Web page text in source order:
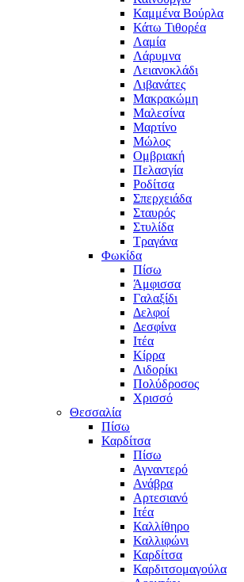
Καμμένα Βούρλα
Κάτω Τιθορέα
Λαμία
Λάρυμνα
Λειανοκλάδι
Λιβανάτες
Μακρακώμη
Μαλεσίνα
Μαρτίνο
Μώλος
Ομβριακή
Πελασγία
Ροδίτσα
Σπερχειάδα
Σταυρός
Στυλίδα
Τραγάνα
Φωκίδα
Πίσω
Άμφισσα
Γαλαξίδι
Δελφοί
Δεσφίνα
Ιτέα
Κίρρα
Λιδορίκι
Πολύδροσος
Χρισσό
Θεσσαλία
Πίσω
Καρδίτσα
Πίσω
Αγναντερό
Ανάβρα
Αρτεσιανό
Ιτέα
Καλλίθηρο
Καλλιφώνι
Καρδίτσα
Καρδιτσομαγούλα